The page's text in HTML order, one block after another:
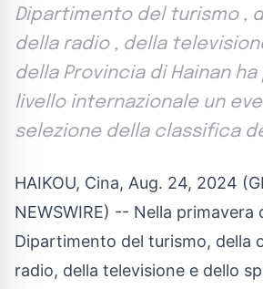
Dipartimento del turismo ,
della radio , della
della Provincia di Hainan
livello internazionale un
selezione della classifica
HAIKOU, Cina, Aug. 24, 2024
NEWSWIRE) -- Nella primavera
Dipartimento del turismo, della
radio, della televisione e dello